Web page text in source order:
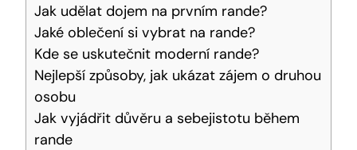
Jak udělat dojem na prvním rande?
Jaké oblečení si vybrat na rande?
Kde se uskutečnit moderní rande?
Nejlepší způsoby, jak ukázat zájem o druhou
osobu
Jak vyjádřit důvěru a sebejistotu během
rande